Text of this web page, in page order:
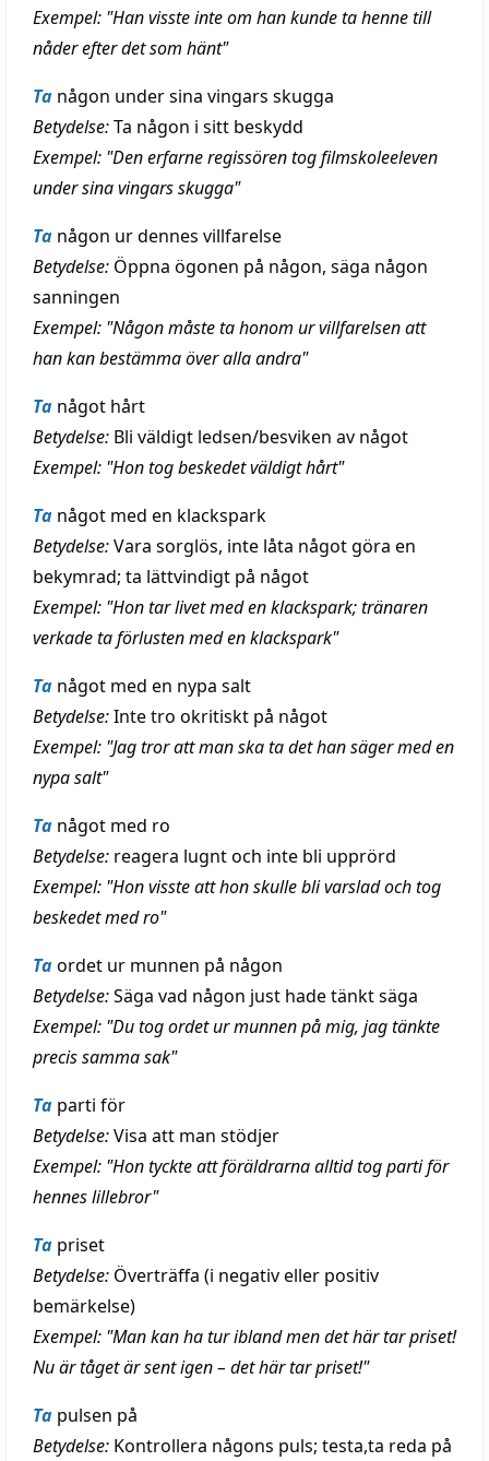
Exempel: "Han visste inte om han kunde ta henne till
nåder efter det som hänt"
Ta någon under sina vingars skugga
Betydelse:Ta någon i sitt beskydd
Exempel: "Den erfarne regissören tog filmskoleeleven
under sina vingars skugga"
Ta någon ur dennes villfarelse
Betydelse: Öppna ögonen på någon, säga någon
sanningen
Exempel: "Någon måste ta honom ur villfarelsen att
han kan bestämma över alla andra"
Ta något hårt
Betydelse: Bli väldigt ledsen/besviken av något
Exempel: "Hon tog beskedet väldigt hårt"
Ta något med en klackspark
Betydelse:Vara sorglös, inte låta något göra en
bekymrad; ta lättvindigt på något
Exempel: "Hon tar livet med en klackspark; tränaren
verkade ta förlusten med en klackspark"
Ta något med en nypa salt
Betydelse:Inte tro okritiskt på något
Exempel: "Jag tror att man ska ta det han säger med en
nypa salt"
Ta något med ro
Betydelse: reagera lugnt och inte bli upprörd
Exempel: "Hon visste att hon skulle bli varslad och tog
beskedet med ro"
Taordet ur munnen på någon
Betydelse:Säga vad någon just hade tänkt säga
Exempel: "Du tog ordet ur munnen på mig, jag tänkte
precis samma sak"
Ta parti för
Betydelse:Visa att man stödjer
Exempel: "Hon tyckte att föräldrarna alltid tog parti för
hennes lillebror"
Ta priset
Betydelse: Överträffa (i negativ eller positiv
bemärkelse)
Exempel: "Man kan ha tur ibland men det här tar priset!
Nu är tåget är sent igen – det här tar priset!"
Ta pulsen på
Betydelse: Kontrollera någons puls; testa,ta reda på